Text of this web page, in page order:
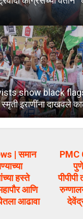
show black flags |
स्मृती इराणींना दाखवले
| समान
हस्ते
आणि
आढावा
PMC